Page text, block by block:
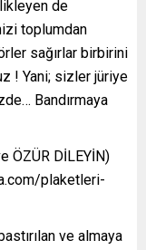
de
toplumdan
sağırlar birbirini
! Yani; sizler jüriye
Bandırmaya
ÖZÜR DİLEYİN)
plaketleri-
ve almaya